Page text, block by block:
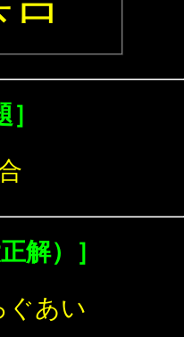
］
解）］
ぐあい